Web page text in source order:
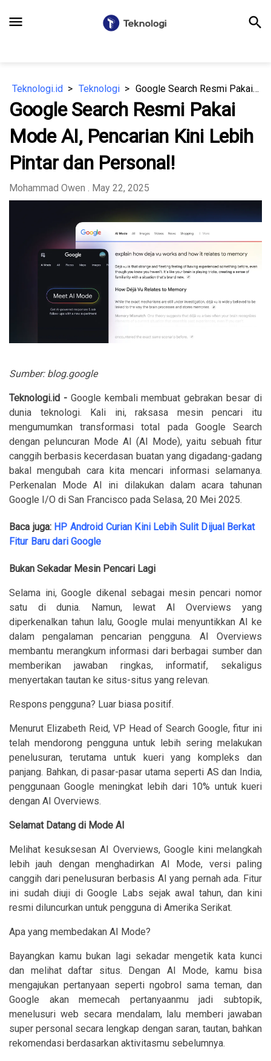
menu search
Teknologi.id Teknologi Google Search Resmi Pakai Mode AI, Pencarian Kini Lebih Pintar dan Personal!
Google Search Resmi Pakai
Mode AI, Pencarian Kini Lebih
Pintar dan Personal!
Mohammad Owen . May 22, 2025
Sumber: blog.google
Teknologi.id - Google kembali membuat gebrakan besar di
dunia teknologi. Kali ini, raksasa mesin pencari itu
mengumumkan transformasi total pada Google Search
dengan peluncuran Mode AI (AI Mode), yaitu sebuah fitur
canggih berbasis kecerdasan buatan yang digadang-gadang
bakal mengubah cara kita mencari informasi selamanya.
Perkenalan Mode AI ini dilakukan dalam acara tahunan
Google I/O di San Francisco pada Selasa, 20 Mei 2025.
Baca juga: HP Android Curian Kini Lebih Sulit Dijual Berkat
Fitur Baru dari Google
Bukan Sekadar Mesin Pencari Lagi
Selama ini, Google dikenal sebagai mesin pencari nomor
satu di dunia. Namun, lewat AI Overviews yang
diperkenalkan tahun lalu, Google mulai menyuntikkan AI ke
dalam pengalaman pencarian pengguna. AI Overviews
membantu merangkum informasi dari berbagai sumber dan
memberikan jawaban ringkas, informatif, sekaligus
menyertakan tautan ke situs-situs yang relevan.
Respons pengguna? Luar biasa positif.
Menurut Elizabeth Reid, VP Head of Search Google, fitur ini
telah mendorong pengguna untuk lebih sering melakukan
penelusuran, terutama untuk kueri yang kompleks dan
panjang. Bahkan, di pasar-pasar utama seperti AS dan India,
penggunaan Google meningkat lebih dari 10% untuk kueri
dengan AI Overviews.
Selamat Datang di Mode AI
Melihat kesuksesan AI Overviews, Google kini melangkah
lebih jauh dengan menghadirkan AI Mode, versi paling
canggih dari penelusuran berbasis AI yang pernah ada. Fitur
ini sudah diuji di Google Labs sejak awal tahun, dan kini
resmi diluncurkan untuk pengguna di Amerika Serikat.
Apa yang membedakan AI Mode?
Bayangkan kamu bukan lagi sekadar mengetik kata kunci
dan melihat daftar situs. Dengan AI Mode, kamu bisa
mengajukan pertanyaan seperti ngobrol sama teman, dan
Google akan memecah pertanyaanmu jadi subtopik,
menelusuri web secara mendalam, lalu memberi jawaban
super personal secara lengkap dengan saran, tautan, bahkan
rekomendasi berdasarkan aktivitasmu sebelumnya.